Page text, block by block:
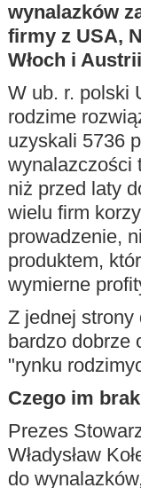
wynalazków
firmy z USA,
Włoch i
W ub. r. polski
rodzime
uzyskali 5736
wynalazczości
niż przed laty
wielu firm
prowadzenie,
produktem,
wymierne
Z jednej
bardzo dobrze
"rynku
Czego im
Prezes
Władysław
do